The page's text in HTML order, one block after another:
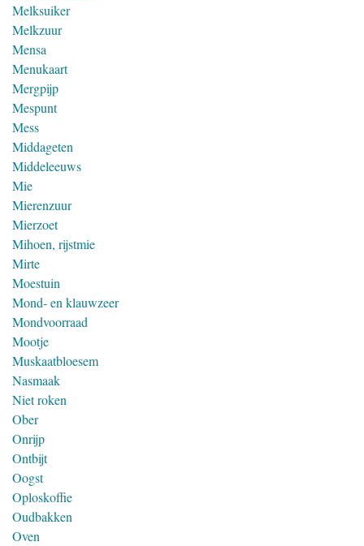
Melksuiker
Melkzuur
Mensa
Menukaart
Mergpijp
Mespunt
Mess
Middageten
Middeleeuws
Mie
Mierenzuur
Mierzoet
Mihoen, rijstmie
Mirte
Moestuin
Mond- en klauwzeer
Mondvoorraad
Mootje
Muskaatbloesem
Nasmaak
Niet roken
Ober
Onrijp
Ontbijt
Oogst
Oploskoffie
Oudbakken
Oven